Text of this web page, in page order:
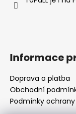
Informace
Doprava a platba
Obchodní
Podmínky